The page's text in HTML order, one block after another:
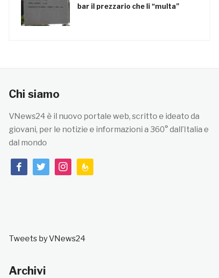
bar il prezzario che li “multa”
Chi siamo
VNews24 è il nuovo portale web, scritto e ideato da
giovani, per le notizie e informazioni a 360° dall’Italia e
dal mondo
facebooktwitterinstagramfeedburner
Tweets by VNews24
Archivi